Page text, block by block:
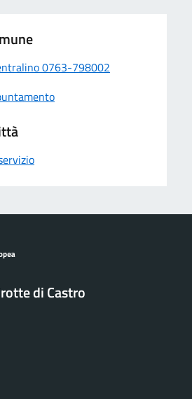
0763-798002
di Castro